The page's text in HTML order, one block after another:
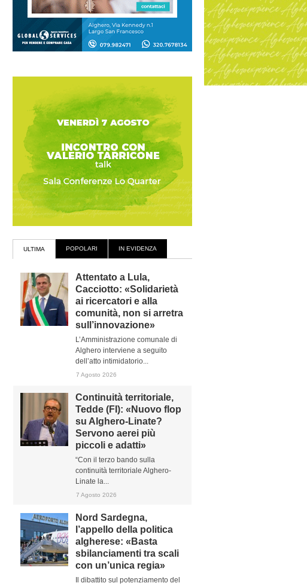
ULTIMA POPOLARI IN EVIDENZA
Attentato a Lula,
Cacciotto: «Solidarietà
ai ricercatori e alla
comunità, non si arretra
sull’innovazione»
L’Amministrazione comunale di
Alghero interviene a seguito
dell’atto intimidatorio...
7 Agosto 2026
Continuità territoriale,
Tedde (FI): «Nuovo flop
su Alghero-Linate?
Servono aerei più
piccoli e adatti»
“Con il terzo bando sulla
continuità territoriale Alghero-
Linate la...
7 Agosto 2026
Nord Sardegna,
l’appello della politica
algherese: «Basta
sbilanciamenti tra scali
con un’unica regia»
Il dibattito sul potenziamento del